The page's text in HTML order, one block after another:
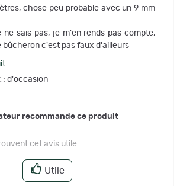
chose peu probable avec un 9 mm
ne sais pas, je m'en rends pas compte,
bûcheron c'est pas faux d'ailleurs
: d'occasion
recommande ce produit
cet avis utile
Utile